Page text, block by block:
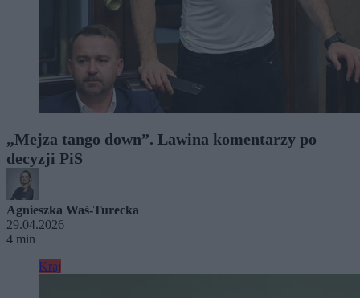
„Mejza tango down”. Lawina komentarzy po
decyzji PiS
Agnieszka Waś-Turecka
29.04.2026
4 min
Kraj